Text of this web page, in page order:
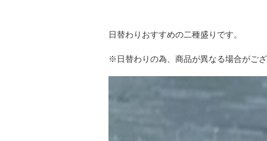
日替わりおすすめの二種盛りです。
※日替わりの為、商品が異なる場合がご